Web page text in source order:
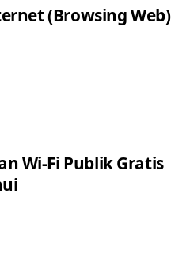
(Browsing Web)
Wi-Fi Publik Gratis